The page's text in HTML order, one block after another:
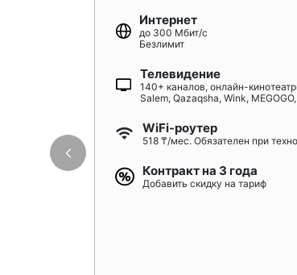
Интернет
до 300 Мбит/с
Безлимит
Телевидение
140+ каналов, онлайн-
Salem, Qazaqsha, Wink,
WiFi-роутер
518 ₸/мес. Обязателен при
Контракт на 3 года
Добавить скидку на тариф